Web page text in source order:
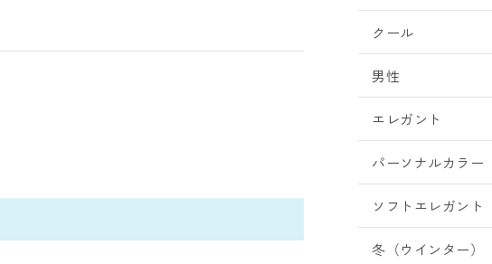
クール
男性
エレガント
パーソナルカラー
ソフトエレガント
冬（ウインター）